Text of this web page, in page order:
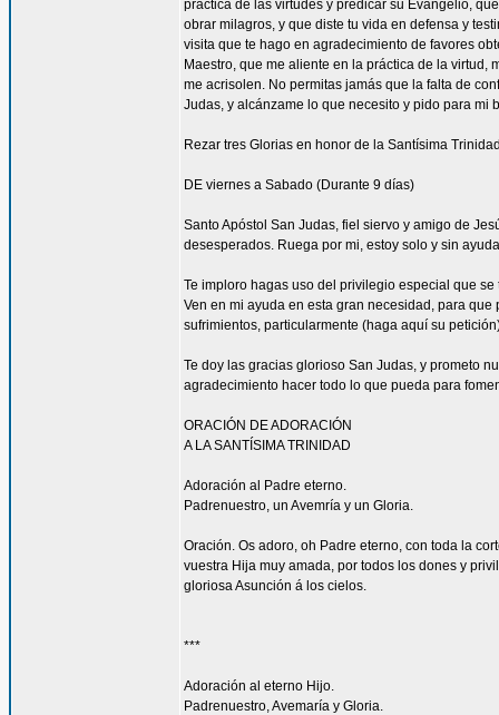
práctica de las virtudes y predicar su Evangelio,
obrar milagros, y que diste tu vida en defensa y
visita que te hago en agradecimiento de favores
Maestro, que me aliente en la práctica de la
me acrisolen. No permitas jamás que la falta de
Judas, y alcánzame lo que necesito y pido para mi
Rezar tres Glorias en honor de la Santísima
DE viernes a Sabado (Durante 9 días)
Santo Apóstol San Judas, fiel siervo y amigo de
desesperados. Ruega por mi, estoy solo y sin
Te imploro hagas uso del privilegio especial que
Ven en mi ayuda en esta gran necesidad, para
sufrimientos, particularmente (haga aquí su
Te doy las gracias glorioso San Judas, y prometo
agradecimiento hacer todo lo que pueda para
ORACIÓN DE ADORACIÓN
A LA SANTÍSIMA TRINIDAD
Adoración al Padre eterno.
Padrenuestro, un Avemría y un Gloria.
Oración. Os adoro, oh Padre eterno, con toda la
vuestra Hija muy amada, por todos los dones y
gloriosa Asunción á los cielos.
***
Adoración al eterno Hijo.
Padrenuestro, Avemaría y Gloria.